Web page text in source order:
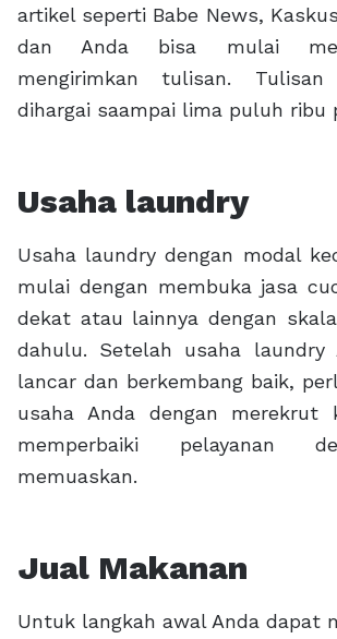
artikel seperti Babe News,
dan Anda bisa mulai
mengirimkan tulisan.
dihargai saampai lima puluh ribu
Usaha laundry
Usaha laundry dengan modal
mulai dengan membuka jasa
dekat atau lainnya dengan
dahulu. Setelah usaha laundry
lancar dan berkembang baik,
usaha Anda dengan merekrut
memperbaiki pelayanan
memuaskan.
Jual Makanan
Untuk langkah awal Anda dapat